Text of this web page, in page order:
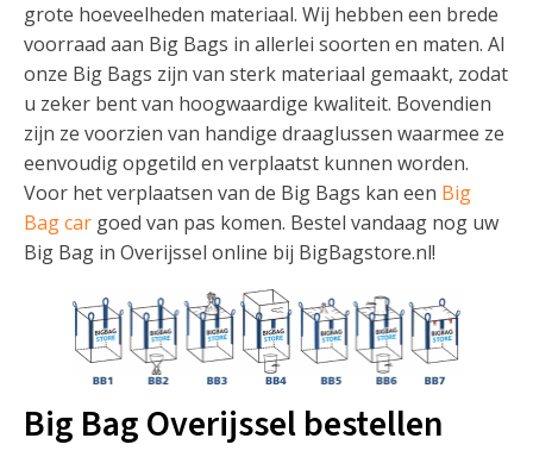
grote hoeveelheden materiaal. Wij hebben een brede
voorraad aan Big Bags in allerlei soorten en maten. Al
onze Big Bags zijn van sterk materiaal gemaakt, zodat
u zeker bent van hoogwaardige kwaliteit. Bovendien
zijn ze voorzien van handige draaglussen waarmee ze
eenvoudig opgetild en verplaatst kunnen worden.
Voor het verplaatsen van de Big Bags kan een Big
Bag car goed van pas komen. Bestel vandaag nog uw
Big Bag in Overijssel online bij BigBagstore.nl!
Big Bag Overijssel bestellen